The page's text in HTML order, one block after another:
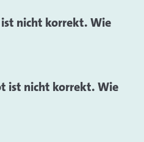
nicht korrekt. Wie
ist nicht korrekt. Wie